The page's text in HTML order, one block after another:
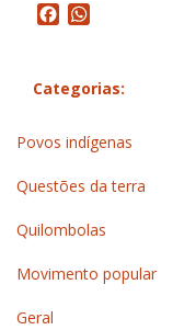
Facebook
Categorias:
Povos indígenas
Questões da terra
Quilombolas
Movimento popular
Geral